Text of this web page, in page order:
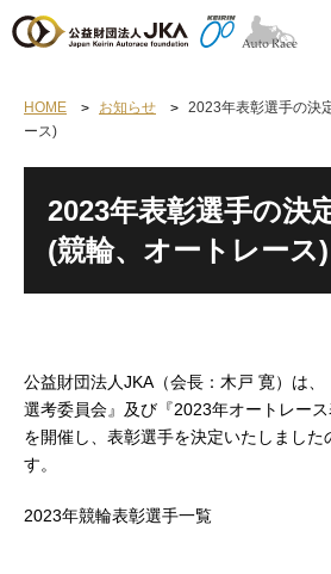
HOME お知らせ
2023年表彰選手の決
ース)
2023年表彰選手の決
(競輪、オートレース)
公益財団法人JKA（会長：木戸 寛）は
選考委員会』及び『2023年オートレース
を開催し、表彰選手を決定いたしました
す。
2023年競輪表彰選手一覧